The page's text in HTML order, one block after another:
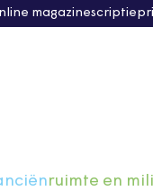
magazine
ruimte en